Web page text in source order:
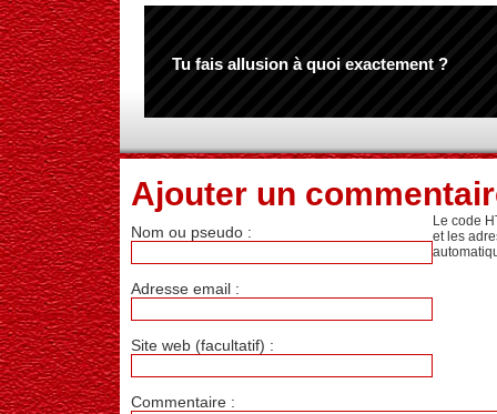
Tu fais allusion à quoi exactement ?
Ajouter un
Nom ou pseudo :
Adresse email :
Site web (facultatif) :
Commentaire :
Le code
et les